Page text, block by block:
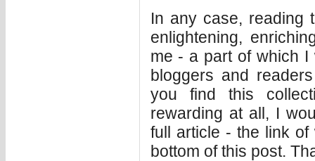
In any case, reading
enlightening,
me - a part of which I
bloggers and
you find this
rewarding at all, I
full article - the link
bottom of this post.